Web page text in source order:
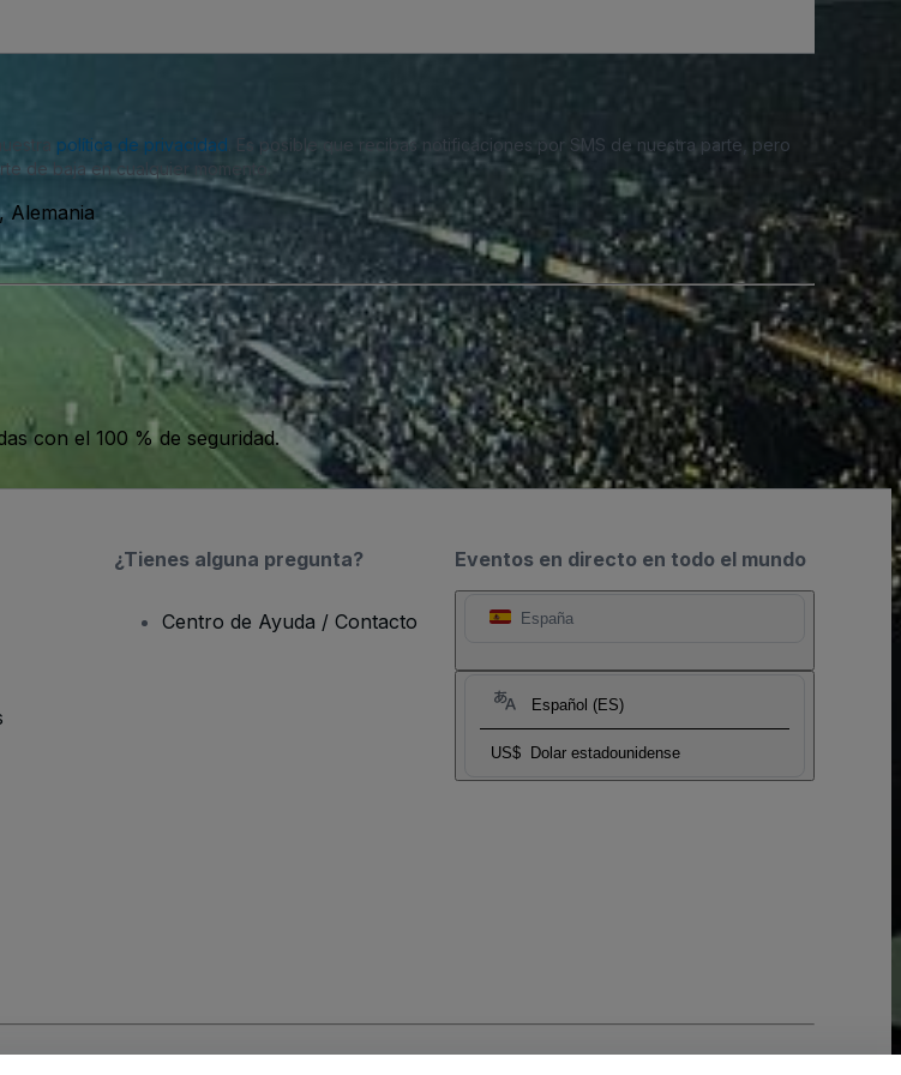
política de privacidad . Es posible que recibas notificaciones por SMS de nuestra parte, pero
de baja en cualquier momento.
Alemania
con el 100 % de seguridad.
Eventos en directo en todo el mundo
España
Español (ES)
US$ Dolar estadounidense
¿Tienes alguna pregunta?
Centro de Ayuda / Contacto